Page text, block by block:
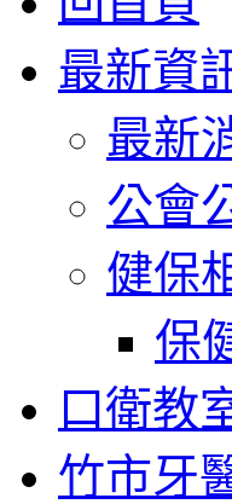
最新資
最新
公會
健保
保
口衛教
竹市牙